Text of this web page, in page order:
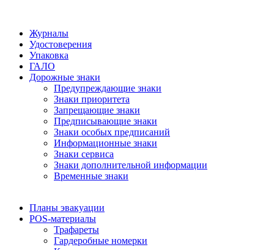
Журналы
Удостоверения
Упаковка
ГАЛО
Дорожные знаки
Предупреждающие знаки
Знаки приоритета
Запрещающие знаки
Предписывающие знаки
Знаки особых предписаний
Информационные знаки
Знаки сервиса
Знаки дополнительной информации
Временные знаки
Планы эвакуации
POS-материалы
Трафареты
Гардеробные номерки